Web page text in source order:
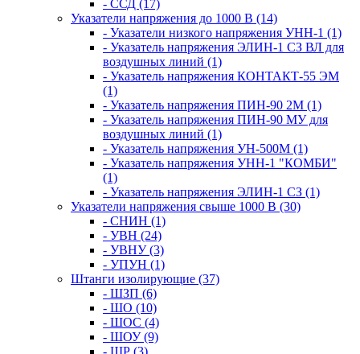
- ССД (17)
Указатели напряжения до 1000 В (14)
- Указатели низкого напряжения УНН-1 (1)
- Указатель напряжения ЭЛИН-1 СЗ ВЛ для
воздушных линий (1)
- Указатель напряжения КОНТАКТ-55 ЭМ
(1)
- Указатель напряжения ПИН-90 2М (1)
- Указатель напряжения ПИН-90 МУ для
воздушных линий (1)
- Указатель напряжения УН-500М (1)
- Указатель напряжения УНН-1 "КОМБИ"
(1)
- Указатель напряжения ЭЛИН-1 СЗ (1)
Указатели напряжения свыше 1000 В (30)
- СНИН (1)
- УВН (24)
- УВНУ (3)
- УПУН (1)
Штанги изолирующие (37)
- ШЗП (6)
- ШО (10)
- ШОС (4)
- ШОУ (9)
- ШР (3)